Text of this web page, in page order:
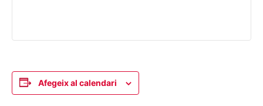
Afegeix al calendari